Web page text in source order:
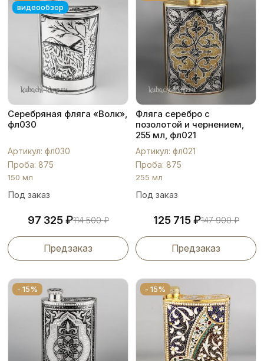
видеообзор
Серебряная фляга «Волк»,
фл030
Артикул: фл030
Проба: 875
150 мл
Под заказ
97 325₽114 500₽
Предзаказ
Фляга серебро с
позолотой и чернением,
255 мл, фл021
Артикул: фл021
Проба: 875
255 мл
Под заказ
125 715₽147 900₽
Предзаказ
- 15% - 15%